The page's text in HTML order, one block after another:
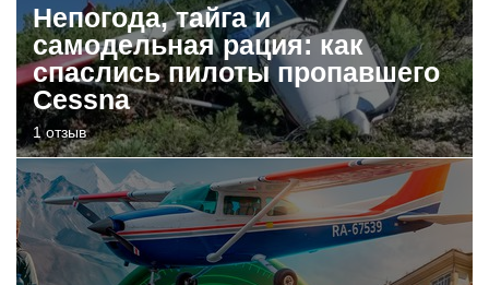
Непогода, тайга и
самодельная рация: как
спаслись пилоты пропавшего
Cessna
1 отзыв